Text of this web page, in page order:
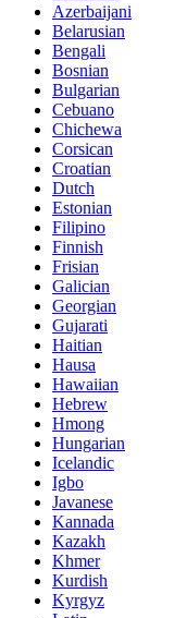
Azerbaijani
Belarusian
Bengali
Bosnian
Bulgarian
Cebuano
Chichewa
Corsican
Croatian
Dutch
Estonian
Filipino
Finnish
Frisian
Galician
Georgian
Gujarati
Haitian
Hausa
Hawaiian
Hebrew
Hmong
Hungarian
Icelandic
Igbo
Javanese
Kannada
Kazakh
Khmer
Kurdish
Kyrgyz